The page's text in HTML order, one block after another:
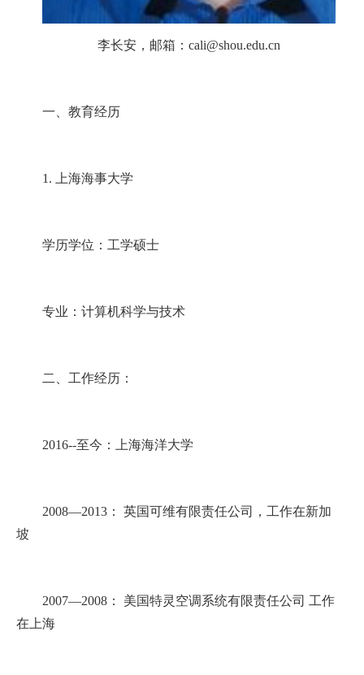
李长安，邮箱： cali@shou.edu.cn
一、教育经历
1. 上海海事大学
学历学位：工学硕士
专业：计算机科学与技术
二、工作经历：
2016--至今：上海海洋大学
2008—2013 ： 英国可维有限责任公司，工作在新加
坡
2007—2008 ： 美国特灵空调系统有限责任公司 工作
在上海